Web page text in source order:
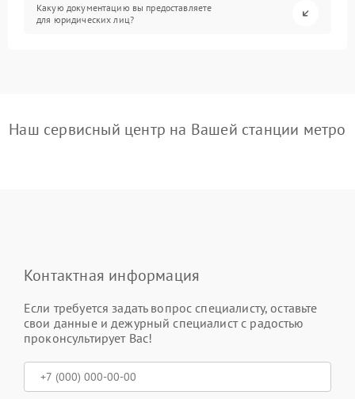
Какую документацию вы предоставляете
для юридических лиц?
Наш сервисный центр на Вашей станции метро
Контактная информация
Если требуется задать вопрос специалисту, оставьте
свои данные и дежурный специалист с радостью
проконсультирует Вас!